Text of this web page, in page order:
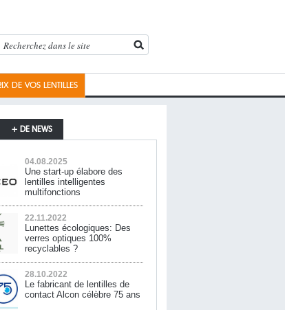
DE VOS LENTILLES
+ DE NEWS
04.08.2025
Une start-up élabore des
lentilles intelligentes
multifonctions
22.11.2022
Lunettes écologiques: Des
verres optiques 100%
recyclables ?
28.10.2022
Le fabricant de lentilles de
contact Alcon célèbre 75 ans